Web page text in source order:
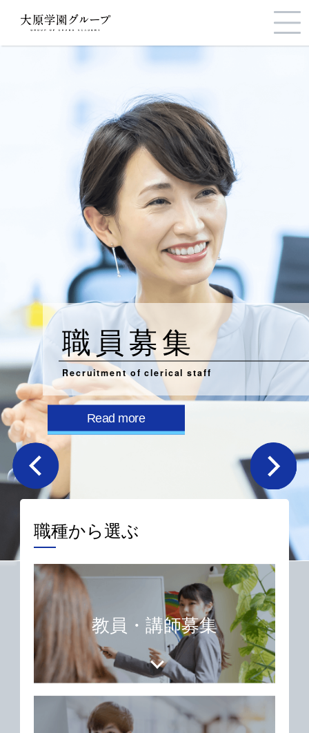
職員募集
Recruitment of clerical staff
Read more
職種から選ぶ
教員・講師募集